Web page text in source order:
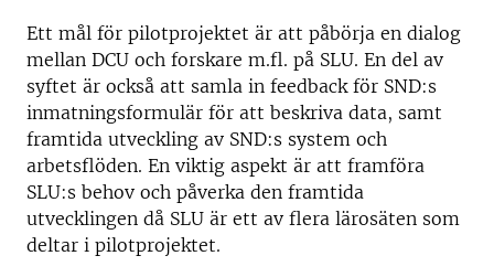
Ett mål för pilotprojektet är att påbörja en dialog
mellan DCU och forskare m.fl. på SLU. En del av
syftet är också att samla in feedback för SND:s
inmatningsformulär för att beskriva data, samt
framtida utveckling av SND:s system och
arbetsflöden. En viktig aspekt är att framföra
SLU:s behov och påverka den framtida
utvecklingen då SLU är ett av flera lärosäten som
deltar i pilotprojektet.